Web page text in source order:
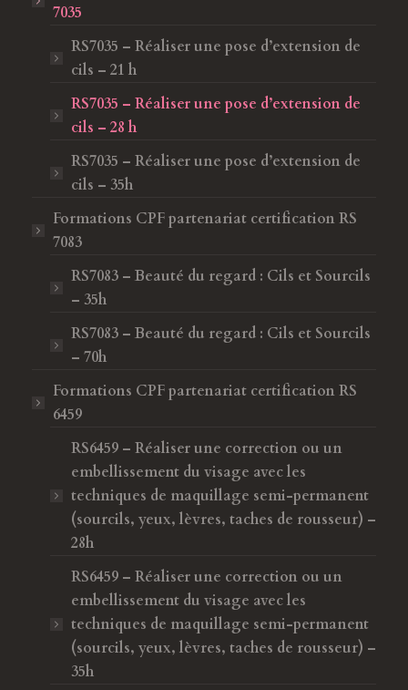
7035
RS7035 – Réaliser une pose d’extension de
cils – 21 h
RS7035 – Réaliser une pose d’extension de
cils – 28 h
RS7035 – Réaliser une pose d’extension de
cils – 35h
Formations CPFpartenariat certification RS
7083
RS7083 – Beauté du regard : Cils et Sourcils
– 35h
RS7083 – Beauté du regard : Cils et Sourcils
– 70h
Formations CPFpartenariat certification RS
6459
RS6459 – Réaliser une correction ou un
embellissement du visage avec les
techniques de maquillage semi-permanent
(sourcils, yeux, lèvres, taches de rousseur) –
28h
RS6459 – Réaliser une correction ou un
embellissement du visage avec les
techniques de maquillage semi-permanent
(sourcils, yeux, lèvres, taches de rousseur) –
35h